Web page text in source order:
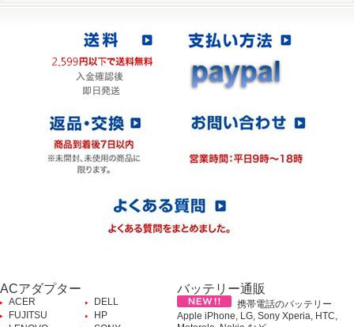
ACアダプター
ACER
DELL
FUJITSU
HP
バッテリー通販
携帯電話のバッテリー
Apple iPhone, LG, Sony Xperia, HTC,